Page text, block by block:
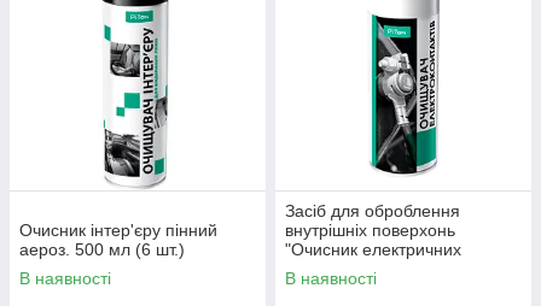
Очисник інтер'єру пінний
аероз. 500 мл (6 шт.)
В наявності
Засіб для оброблення
внутрішніх поверхонь
"Очисник електричних
контактів" в аерозо. пакованні
400
В наявності